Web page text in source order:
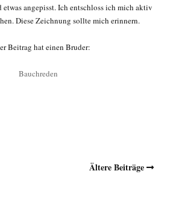
etwas angepisst. Ich entschloss ich mich aktiv
Diese Zeichnung sollte mich erinnern.
Beitrag hat einen Bruder:
Bauchreden
Ältere Beiträge